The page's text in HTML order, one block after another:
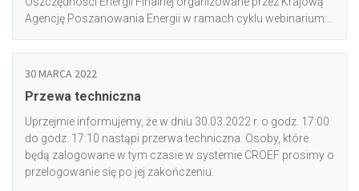
Agencję Poszanowania Energii w ramach cyklu webinarium:
znajdziecie Państwo na stronie wydarzenia: <a
target="_blank" href="https://kape.gov.pl/event/centralny-
Zapraszamy do udziału!
30 MARCA 2022
Przewa techniczna
Uprzejmie informujemy, że w dniu 30.03.2022 r. o godz. 17:00
do godz. 17:10 nastąpi przerwa techniczna. Osoby, które
będą zalogowane w tym czasie w systemie CROEF prosimy o
przelogowanie się po jej zakończeniu.